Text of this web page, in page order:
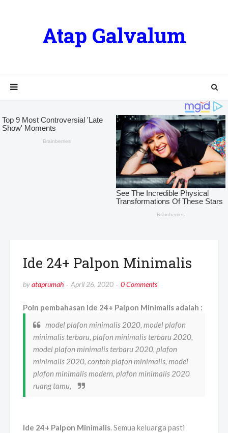
Atap Galvalum
Ide 24+ Palpon Minimalis
byataprumah April 26, 2020 0 Comments
Poin pembahasan Ide 24+ Palpon Minimalis adalah :
model plafon minimalis 2020, model plafon
minimalis terbaru, plafon minimalis terbaru 2020,
model plafon minimalis terbaru 2020, plafon
minimalis 2020, contoh plafon minimalis, model
plafon minimalis modern, plafon minimalis 2020
ruang tamu,
Ide 24+ Palpon Minimalis. Semua keluarga pasti